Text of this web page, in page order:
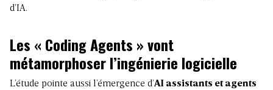
d’IA.
Les « Coding Agents » vont
métamorphoser l’ingénierie logicielle
L’étude pointe aussi l’émergence d’AI assistants et agents